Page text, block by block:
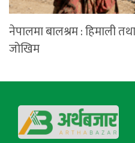
नेपालमा बालश्रम : हिमाली
जोखिम